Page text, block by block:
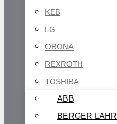
KEB
LG
ORONA
REXROTH
TOSHIBA
ABB
BERGER LAHR